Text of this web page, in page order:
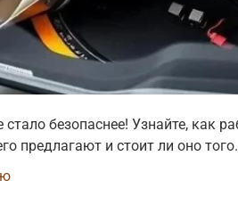
безопаснее! Узнайте, как
предлагают и стоит ли оно